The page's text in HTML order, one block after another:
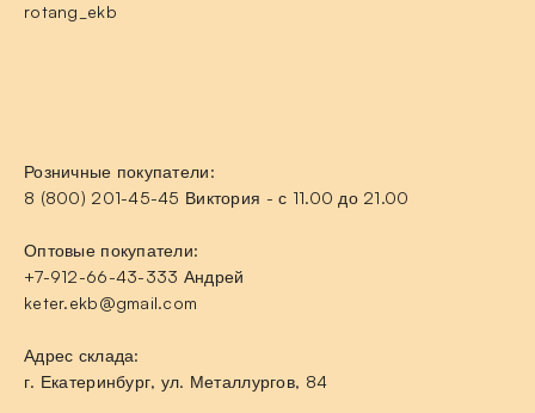
rotang_ekb
Розничные покупатели:
8 (800) 201-45-45 Виктория - с 11.00 до 21.00
Оптовые покупатели:
+7-912-66-43-333 Андрей
keter.ekb@gmail.com
Адрес склада:
г. Екатеринбург, ул. Металлургов, 84